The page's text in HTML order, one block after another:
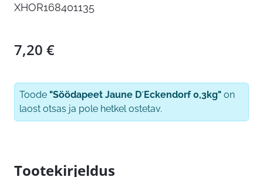
XHOR168401135
7,20 €
Toode "Söödapeet Jaune D´Eckendorf 0,3kg" on
laost otsas ja pole hetkel ostetav.
Tootekirjeldus